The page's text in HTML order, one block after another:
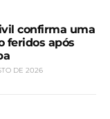
confirma uma
feridos após
DE 2026